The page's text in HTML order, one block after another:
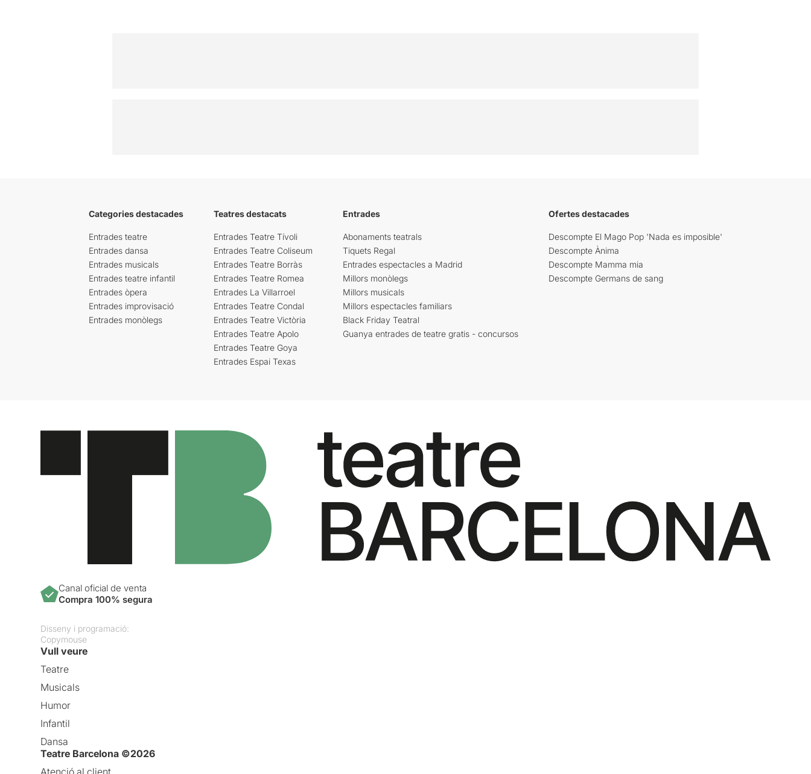
Categories destacades
Entrades teatre
Entrades dansa
Entrades musicals
Entrades teatre infantil
Entrades òpera
Entrades improvisació
Entrades monòlegs
Teatres destacats
Entrades Teatre Tívoli
Entrades Teatre Coliseum
Entrades Teatre Borràs
Entrades Teatre Romea
Entrades La Villarroel
Entrades Teatre Condal
Entrades Teatre Victòria
Entrades Teatre Apolo
Entrades Teatre Goya
Entrades Espai Texas
Entrades
Abonaments teatrals
Tiquets Regal
Entrades espectacles a Madrid
Millors monòlegs
Millors musicals
Millors espectacles familiars
Black Friday Teatral
Guanya entrades de teatre gratis - concursos
Ofertes destacades
Descompte El Mago Pop 'Nada es imposible'
Descompte Ànima
Descompte Mamma mia
Descompte Germans de sang
Canal oficial de venta
Compra 100% segura
Disseny i programació:
Copymouse
Vull veure
Teatre
Musicals
Humor
Infantil
Dansa
Teatre Barcelona ©2026
Atenció al client